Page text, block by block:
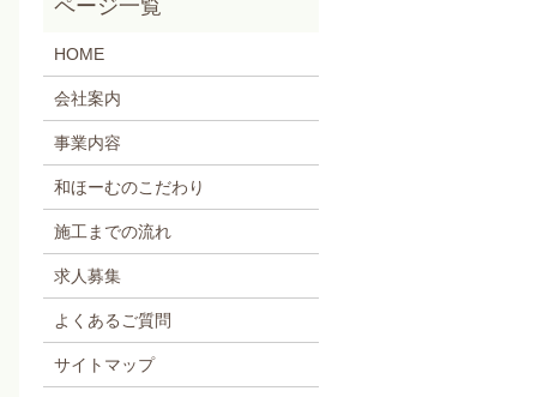
HOME
会社案内
事業内容
和ほーむのこだわり
施工までの流れ
求人募集
よくあるご質問
サイトマップ